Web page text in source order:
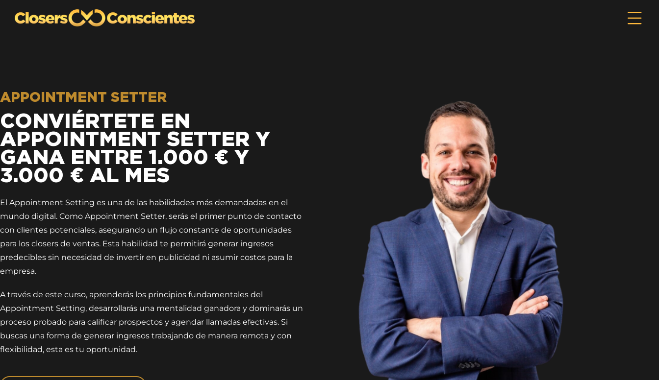
APPOINTMENT SETTER
CONVIÉRTETE EN
APPOINTMENT SETTER Y
GANA ENTRE 1.000 € Y
3.000 € AL MES
El Appointment Setting es una de las habilidades más demandadas en el
mundo digital. Como Appointment Setter, serás el primer punto de contacto
con clientes potenciales, asegurando un flujo constante de oportunidades
para los closers de ventas. Esta habilidad te permitirá generar ingresos
predecibles sin necesidad de invertir en publicidad ni asumir costos para la
empresa.
A través de este curso, aprenderás los principios fundamentales del
Appointment Setting, desarrollarás una mentalidad ganadora y dominarás un
proceso probado para calificar prospectos y agendar llamadas efectivas. Si
buscas una forma de generar ingresos trabajando de manera remota y con
flexibilidad, esta es tu oportunidad.